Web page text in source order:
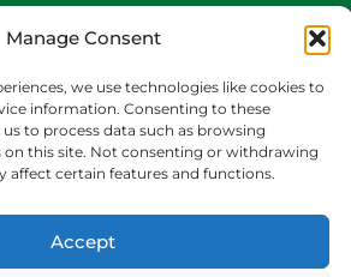
Manage Consent
we use technologies like cookies to
information. Consenting to these
to process data such as browsing
on this site. Not consenting or withdrawing
affect certain features and functions.
Accept